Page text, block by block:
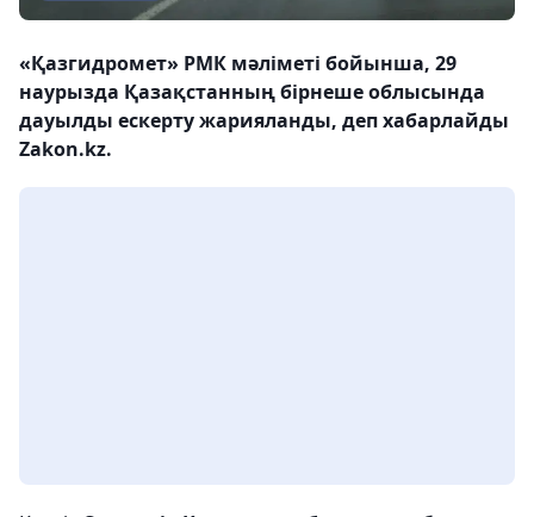
«Қазгидромет» РМК мәліметі бойынша, 29
наурызда Қазақстанның бірнеше облысында
дауылды ескерту жарияланды, деп хабарлайды
Zakon.kz.